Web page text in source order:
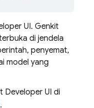
UI. Genkit
di jendela
penyemat,
model yang
Developer UI di
.